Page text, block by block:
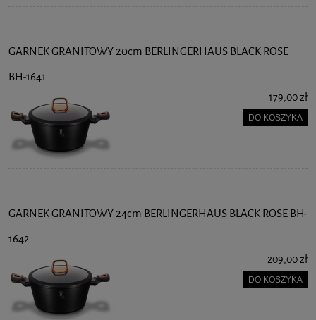
GARNEK GRANITOWY 20cm BERLINGERHAUS BLACK ROSE
BH-1641
179,00 zł
DO KOSZYKA
GARNEK GRANITOWY 24cm BERLINGERHAUS BLACK ROSE BH-
1642
209,00 zł
DO KOSZYKA